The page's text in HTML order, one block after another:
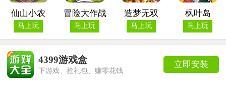
仙山小农
马上玩
冒险大作战
马上玩
造梦无双
马上玩
枫叶岛
马上玩
立即安装
4399游戏盒
下游戏、抢礼包、赚零花钱